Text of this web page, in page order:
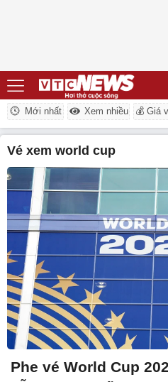
Mới nhất Xem nhiều 💰 Giá
vé xem world cup
Phe vé World Cup